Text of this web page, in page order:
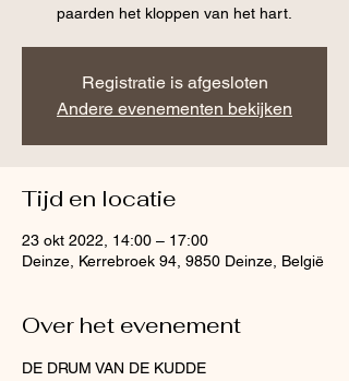
paarden het kloppen van het hart.
Registratie is afgesloten
Andere evenementen bekijken
Tijd en locatie
23 okt 2022, 14:00 – 17:00
Deinze, Kerrebroek 94, 9850 Deinze, België
Over het evenement
DE DRUM VAN DE KUDDE